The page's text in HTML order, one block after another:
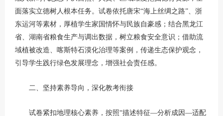
面落实立德树人根本任务。试卷依托唐宋“海上丝绸之路”、浙
东运河等素材，厚植学生家国情怀与民族自豪感；结合黑龙江
省、湖南省粮食生产与调出数据，树立粮食安全意识；借助流
域植被改造、喀斯特石漠化治理等案例，传递生态保护观念，
引导学生践行绿色发展理念，增强社会责任感。
二、坚持素养导向，深化教考衔接
试卷紧扣地理核心素养，按照“描述特征—分析成因—适配